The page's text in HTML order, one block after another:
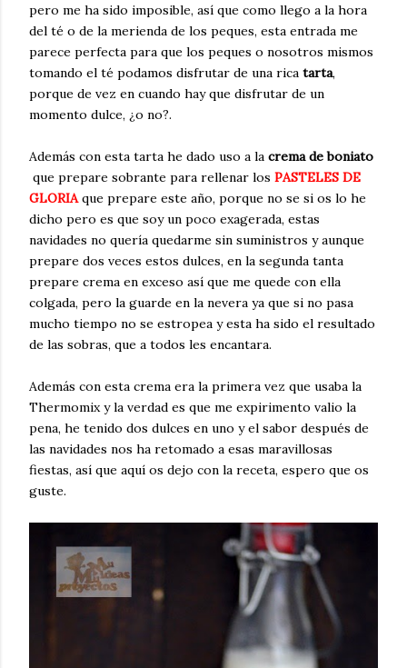
dorado, cargado de proteína y 100% natural. Es el
sustituto perfecto a los frutos se...
pero me ha sido imposible, así que como llego a la hora
del té o de la merienda de los peques, esta entrada me
parece perfecta para que los peques o nosotros mismos
tomando el té podamos disfrutar de una rica tarta,
porque de vez en cuando hay que disfrutar de un
momento dulce, ¿o no?.
Además con esta tarta he dado uso a la crema de boniato
que prepare sobrante para rellenar los PASTELES DE
GLORIA que prepare este año, porque no se si os lo he
dicho pero es que soy un poco exagerada, estas
navidades no quería quedarme sin suministros y aunque
prepare dos veces estos dulces, en la segunda tanta
prepare crema en exceso así que me quede con ella
colgada, pero la guarde en la nevera ya que si no pasa
mucho tiempo no se estropea y esta ha sido el resultado
de las sobras, que a todos les encantara.
Además con esta crema era la primera vez que usaba la
Thermomix y la verdad es que me expirimento valio la
pena, he tenido dos dulces en uno y el sabor después de
las navidades nos ha retomado a esas maravillosas
fiestas, así que aquí os dejo con la receta, espero que os
guste.